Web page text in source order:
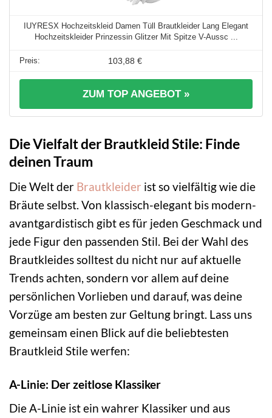
IUYRESX Hochzeitskleid Damen Tüll Brautkleider Lang Elegant
Hochzeitskleider Prinzessin Glitzer Mit Spitze V-Aussc ...
103,88 €
ZUM TOP ANGEBOT »
Die Vielfalt der Brautkleid Stile: Finde
deinen Traum
Die Welt der Brautkleider ist so vielfältig wie die
Bräute selbst. Von klassisch-elegant bis modern-
avantgardistisch gibt es für jeden Geschmack und
jede Figur den passenden Stil. Bei der Wahl des
Brautkleides solltest du nicht nur auf aktuelle
Trends achten, sondern vor allem auf deine
persönlichen Vorlieben und darauf, was deine
Vorzüge am besten zur Geltung bringt. Lass uns
gemeinsam einen Blick auf die beliebtesten
Brautkleid Stile werfen:
A-Linie: Der zeitlose Klassiker
Die A-Linie ist ein wahrer Klassiker und aus